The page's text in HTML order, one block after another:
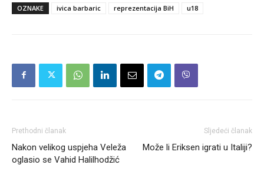
OZNAKE ivica barbaric reprezentacija BiH u18
Prethodni članak
Nakon velikog uspjeha Veleža
oglasio se Vahid Halilhodžić
Sljedeći članak
Može li Eriksen igrati u Italiji?